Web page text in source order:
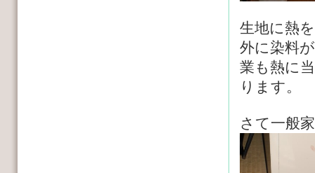
生地に熱
外に染料
業も熱に
ります。
さて一般